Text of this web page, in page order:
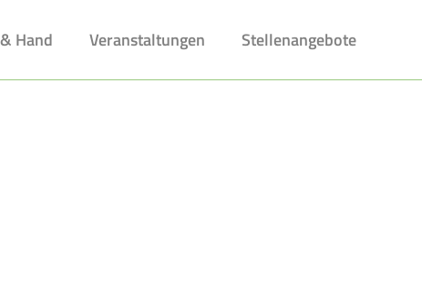
Hand Veranstaltungen Stellenangebote